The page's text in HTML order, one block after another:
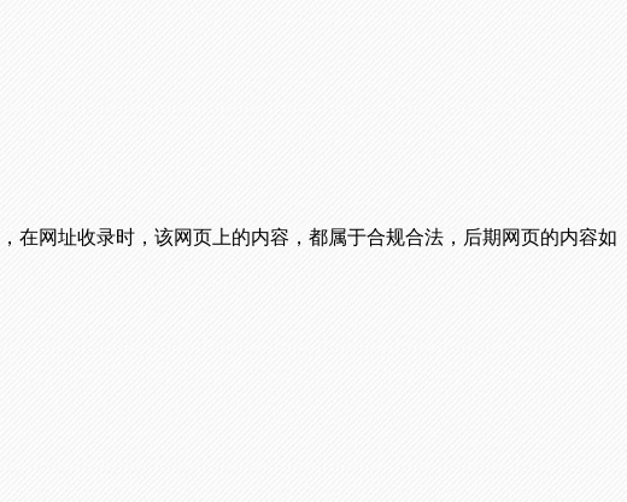
在网址收录时，该网页上的内容，都属于合规合法，后期网页的内容如